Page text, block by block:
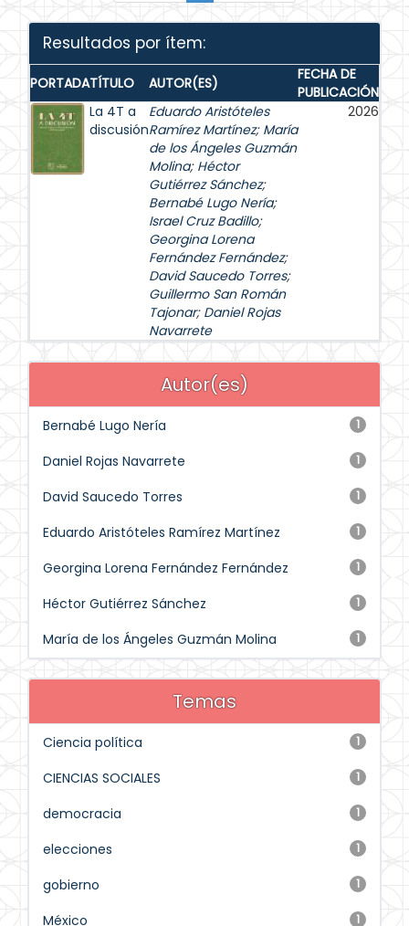
Resultados por ítem:
PORTADATÍTULO AUTOR(ES)
FECHA DE
PUBLICACIÓN
La 4T a
discusión
Eduardo Aristóteles
Ramírez Martínez; María
de los Ángeles Guzmán
Molina; Héctor
Gutiérrez Sánchez;
Bernabé Lugo Nería;
Israel Cruz Badillo;
Georgina Lorena
Fernández Fernández;
David Saucedo Torres;
Guillermo San Román
Tajonar; Daniel Rojas
Navarrete
2026
Autor(es)
1
Bernabé Lugo Nería
1
Daniel Rojas Navarrete
1
David Saucedo Torres
1
Eduardo Aristóteles Ramírez Martínez
1
Georgina Lorena Fernández Fernández
1
Héctor Gutiérrez Sánchez
1
María de los Ángeles Guzmán Molina
Temas
1
Ciencia política
1
CIENCIAS SOCIALES
1
democracia
1
elecciones
1
gobierno
1
México